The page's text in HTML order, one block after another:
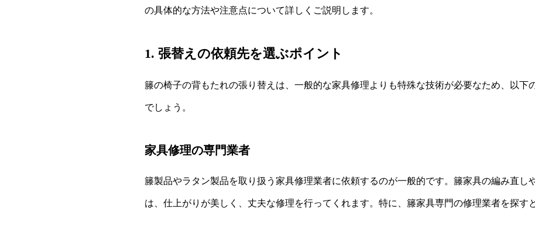
の具体的な方法や注意点について詳しくご説明します。
1. 張替えの依頼先を選ぶポイント
籐の椅子の背もたれの張り替えは、一般的な家具修理よりも特殊な技術が必要なため、以下
でしょう。
家具修理の専門業者
籐製品やラタン製品を取り扱う家具修理業者に依頼するのが一般的です。籐家具の編み直し
は、仕上がりが美しく、丈夫な修理を行ってくれます。特に、籐家具専門の修理業者を探す